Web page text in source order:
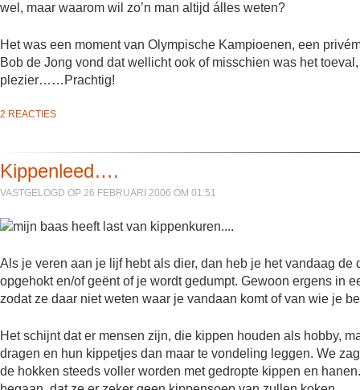
wel, maar waarom wil zo’n man altijd álles weten?
Het was een moment van Olympische Kampioenen, een
Bob de Jong vond dat wellicht ook of misschien was het
plezier……Prachtig!
2 REACTIES
Kippenleed….
VASTGELOGD OP 26 FEBRUARI 2006 OM 01:51
Als je veren aan je lijf hebt als dier, dan heb je het vandaag
opgehokt en/of geënt of je wordt gedumpt. Gewoon ergens in
zodat ze daar niet weten waar je vandaan komt of van wie je
Het schijnt dat er mensen zijn, die kippen houden als hobby,
dragen en hun kippetjes dan maar te vondeling leggen. We
de hokken steeds voller worden met gedropte kippen en